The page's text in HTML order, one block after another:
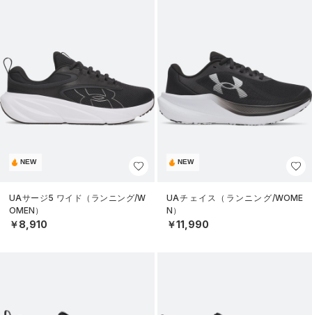
NEW
UAサージ5 ワイド（ランニング/W
OMEN）
￥8,910
NEW
UAチェイス（ランニング/WOME
N）
￥11,990